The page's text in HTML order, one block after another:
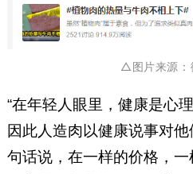
△图片来源：
“在年轻人眼里，健康是心
因此人造肉以健康说事对
句话说，在一样的价格，